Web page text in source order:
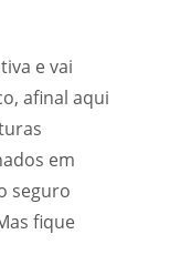
e vai
afinal aqui
em
seguro
fique